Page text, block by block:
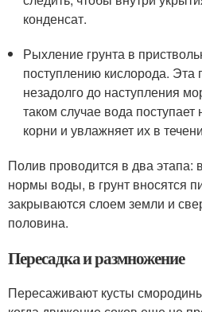
конденсат.
Рыхление грунта в
поступлению кислорода. Эта
незадолго до наступления
таком случае вода
корни и увлажняет их в
Полив проводится в два этапа:
нормы воды, в грунт вносятся
закрываются слоем земли и
половина.
Пересадка и размножение
Пересаживают кусты